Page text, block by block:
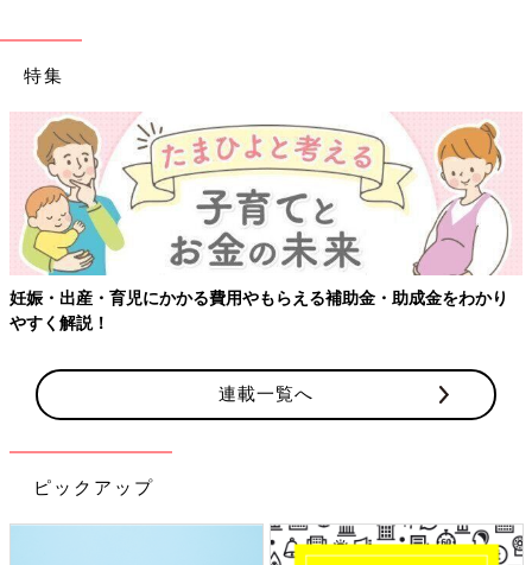
特集
金をわかり 【ワクチン接種できるものも】妊婦の感染症対策、知
連載一覧へ
ピックアップ